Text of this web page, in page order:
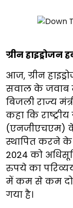
ग्रीन हाइड्रोजन
आज, ग्रीन
सवाल के जवाब
बिजली राज्य
कहा कि
(एनजीएचएम) के
स्थापित करने के
2024 को
रुपये का
में कम से कम दो
गया है।